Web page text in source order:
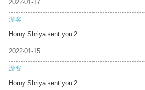
2022-01-17
游客
Horny Shriya sent you 2
2022-01-15
游客
Horny Shriya sent you 2